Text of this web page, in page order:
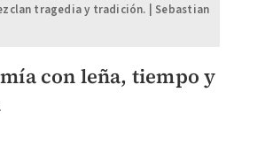
tragedia y tradición. | Sebastian
con leña, tiempo y